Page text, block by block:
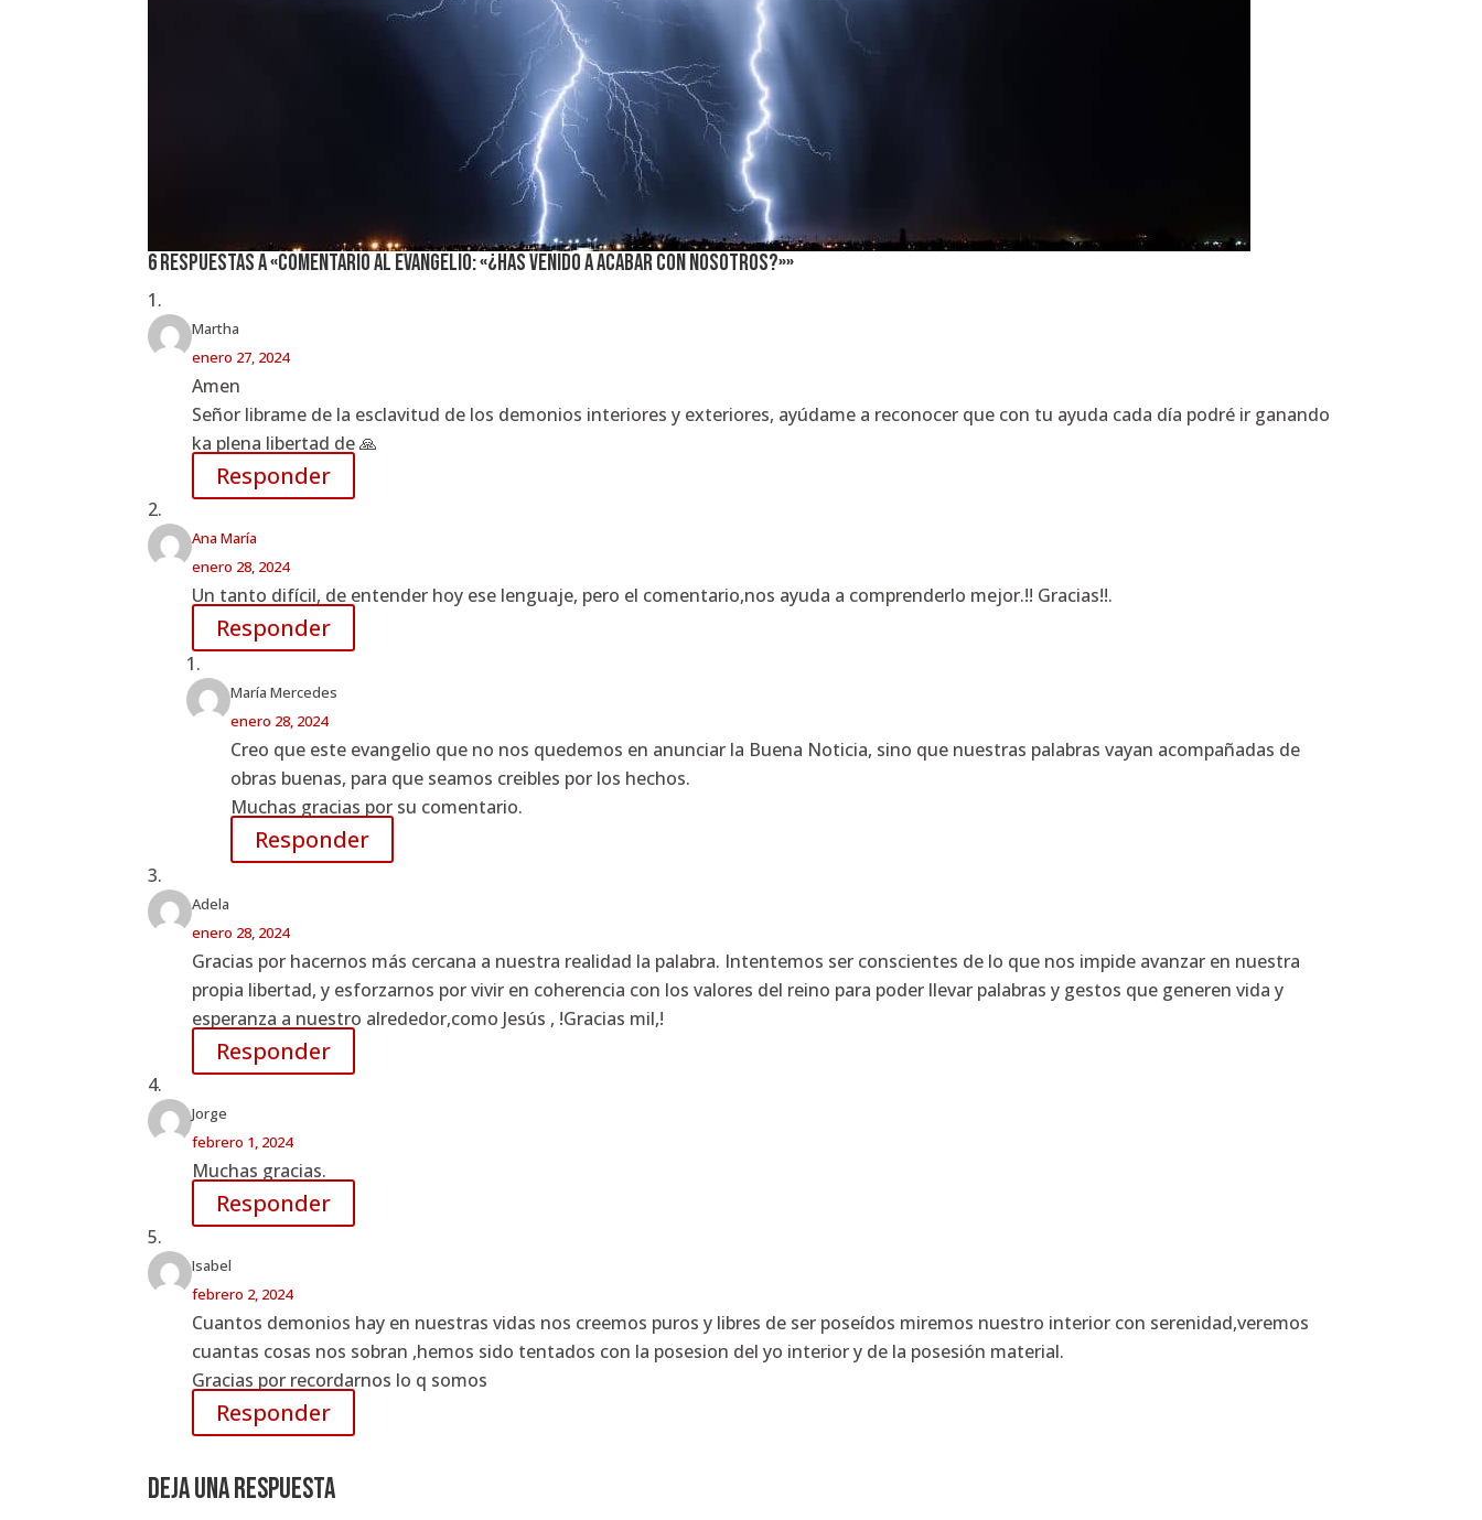
6 respuestas a «Comentario al evangelio: «¿Has venido a acabar con nosotros?»»
Martha
enero 27, 2024
Amen
Señor librame de la esclavitud de los demonios interiores y exteriores, ayúdame a reconocer que con tu ayuda cada día podré ir ganando
ka plena libertad de 🙏
Responder
Ana María
enero 28, 2024
Un tanto difícil, de entender hoy ese lenguaje, pero el comentario,nos ayuda a comprenderlo mejor.!! Gracias!!.
Responder
María Mercedes
enero 28, 2024
Creo que este evangelio que no nos quedemos en anunciar la Buena Noticia, sino que nuestras palabras vayan acompañadas de
obras buenas, para que seamos creibles por los hechos.
Muchas gracias por su comentario.
Responder
Adela
enero 28, 2024
Gracias por hacernos más cercana a nuestra realidad la palabra. Intentemos ser conscientes de lo que nos impide avanzar en nuestra
propia libertad, y esforzarnos por vivir en coherencia con los valores del reino para poder llevar palabras y gestos que generen vida y
esperanza a nuestro alrededor,como Jesús , !Gracias mil,!
Responder
Jorge
febrero 1, 2024
Muchas gracias.
Responder
Isabel
febrero 2, 2024
Cuantos demonios hay en nuestras vidas nos creemos puros y libres de ser poseídos miremos nuestro interior con serenidad,veremos
cuantas cosas nos sobran ,hemos sido tentados con la posesion del yo interior y de la posesión material.
Gracias por recordarnos lo q somos
Responder
Deja una respuesta